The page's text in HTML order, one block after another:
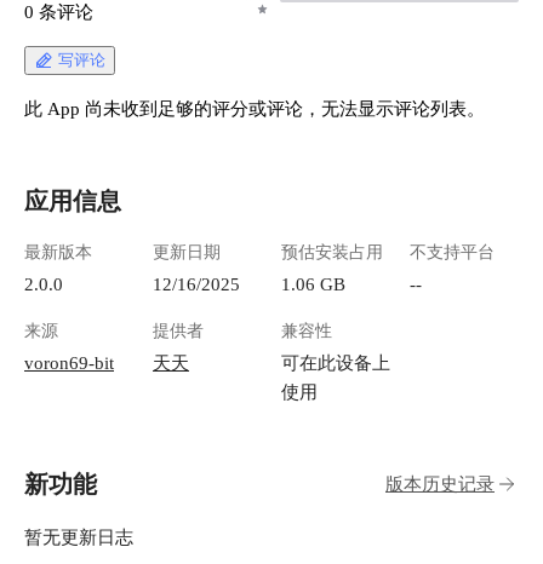
0 条评论
写评论
此 App 尚未收到足够的评分或评论，无法显示评论列表。
应用信息
最新版本
2.0.0
更新日期
12/16/2025
预估安装占用
1.06 GB
不支持平台
--
来源
voron69-bit
提供者
天天
兼容性
可在此设备上
使用
新功能 版本历史记录
暂无更新日志